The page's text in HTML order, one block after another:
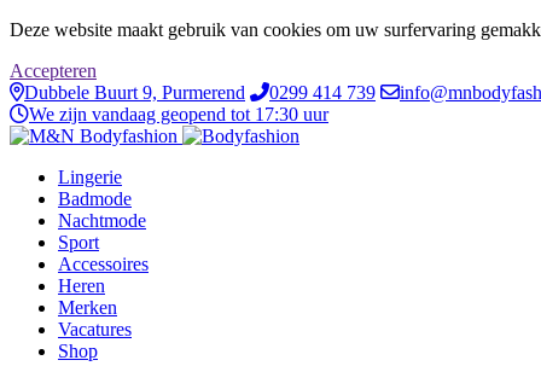
Deze website maakt gebruik van cookies om uw surfervaring
Accepteren
Dubbele Buurt 9, Purmerend
0299 414 739
We zijn vandaag geopend tot 17:30 uur
Lingerie
Badmode
Nachtmode
Sport
Accessoires
Heren
Merken
Vacatures
Shop